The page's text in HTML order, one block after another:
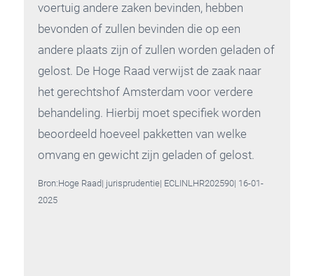
voertuig andere zaken bevinden, hebben
bevonden of zullen bevinden die op een
andere plaats zijn of zullen worden geladen of
gelost. De Hoge Raad verwijst de zaak naar
het gerechtshof Amsterdam voor verdere
behandeling. Hierbij moet specifiek worden
beoordeeld hoeveel pakketten van welke
omvang en gewicht zijn geladen of gelost.
Bron:Hoge Raad| jurisprudentie| ECLINLHR202590| 16-01-
2025